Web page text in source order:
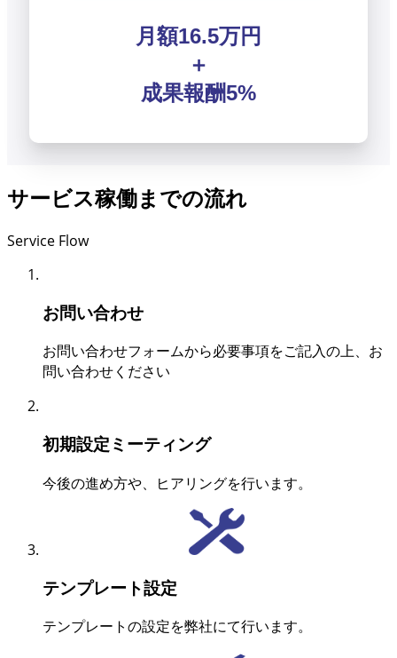
月額16.5万円
＋
成果報酬5%
サービス稼働までの流れ
Service Flow
お問い合わせ
お問い合わせフォームから必要事項をご記入の上、お
問い合わせください
初期設定ミーティング
今後の進め方や、ヒアリングを行います。
テンプレート設定
テンプレートの設定を弊社にて行います。